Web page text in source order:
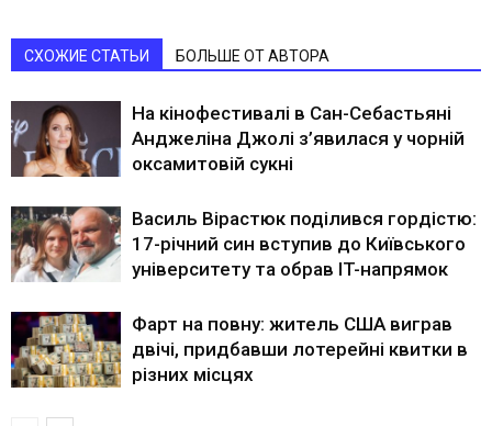
СХОЖИЕ СТАТЬИ БОЛЬШЕ ОТ АВТОРА
На кінофестивалі в Сан-Себастьяні
Анджеліна Джолі з’явилася у чорній
оксамитовій сукні
Василь Вірастюк поділився гордістю:
17-річний син вступив до Київського
університету та обрав IT-напрямок
Фарт на повну: житель США виграв
двічі, придбавши лотерейні квитки в
різних місцях